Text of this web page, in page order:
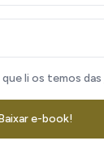
li os temos das
e-book!